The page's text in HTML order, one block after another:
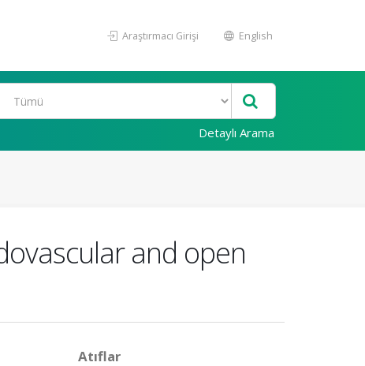
Araştırmacı Girişi English
Detaylı Arama
and open
Atıflar